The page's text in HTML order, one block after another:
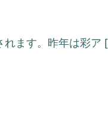
れます。昨年は彩ア